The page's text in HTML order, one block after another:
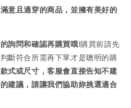
意且適穿的商品，並擁有美好的
詢問和確認再購買哦!購買前請先
斷符合所需再下單才是聰明的購
式或尺寸，客服會直接告知不建
建議，請讓我們協助妳挑選適合